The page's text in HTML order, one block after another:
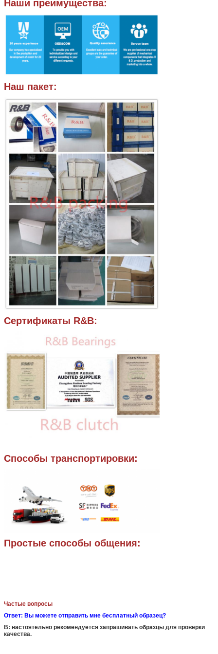
Наши преимущества:
Наш пакет:
Сертификаты R&B:
Способы транспортировки:
Простые способы общения:
Частые вопросы
Ответ: Вы можете отправить мне бесплатный образец?
B: настоятельно рекомендуется запрашивать образцы для проверки
качества.